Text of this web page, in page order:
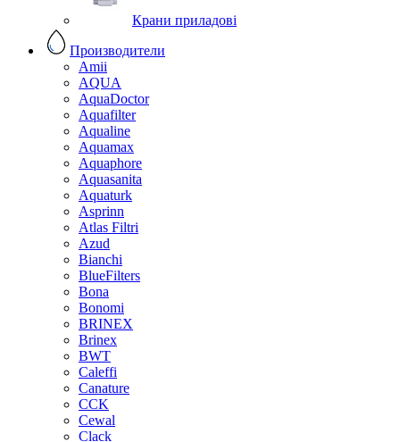
Крани приладові
Производители
Amii
AQUA
AquaDoctor
Aquafilter
Aqualine
Aquamax
Aquaphore
Aquasanita
Aquaturk
Asprinn
Atlas Filtri
Azud
Bianchi
BlueFilters
Bona
Bonomi
BRINEX
Brinex
BWT
Caleffi
Canature
CCK
Cewal
Clack